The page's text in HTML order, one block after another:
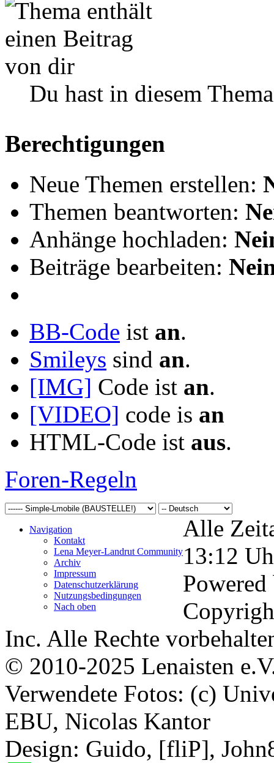
Du hast in diesem
Berechtigungen
Neue Themen erstellen:
Themen beantworten:
Anhänge hochladen:
Beiträge bearbeiten:
BB-Code ist an.
Smileys sind an.
[IMG] Code ist an.
[VIDEO] code is an
HTML-Code ist aus.
Foren-Regeln
Navigation
Kontakt
Lena Meyer-Landrut Community
Archiv
Impressum
Datenschutzerklärung
Nutzungsbedingungen
Nach oben
Alle
13:12
Inc. Alle Rechte
© 2010-2025 Lenaisten
Verwendete Fotos: (c)
EBU, Nicolas Kantor
Design: Guido, [fliP],